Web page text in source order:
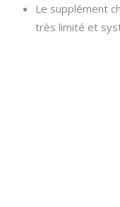
Le supplément
très limité et